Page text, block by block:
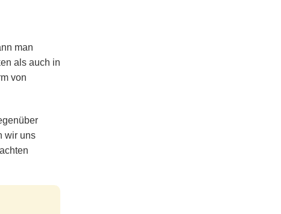
man
als auch in
von
wir uns